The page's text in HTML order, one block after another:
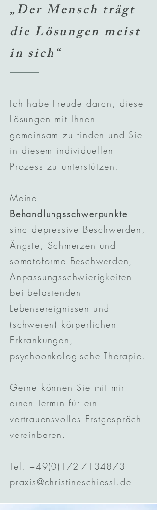
„Der Mensch trägt
die Lösungen meist
in sich“
Ich habe Freude daran, diese
Lösungen mit Ihnen
gemeinsam zu finden und Sie
in diesem individuellen
Prozess zu unterstützen.
Meine
Behandlungsschwerpunkte
sind depressive Beschwerden,
Ängste, Schmerzen und
somatoforme Beschwerden,
Anpassungsschwierigkeiten
bei belastenden
Lebensereignissen und
(schweren) körperlichen
Erkrankungen,
psychoonkologische Therapie.
Gerne können Sie mit mir
einen Termin für ein
vertrauensvolles Erstgespräch
vereinbaren.
Tel. +49(0)172-7134873
praxis@christineschiessl.de